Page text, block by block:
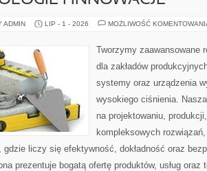
ADMIN LIP - 1 - 2026 MOŻLIWOŚĆ
Tworzymy zaawansowane
dla zakładów
systemy oraz urządzenia
wysokiego ciśnienia.
na projektowaniu,
kompleksowych
gdzie liczy się efektywność, dokładność oraz
prezentuje bogatą ofertę produktów, usług oraz